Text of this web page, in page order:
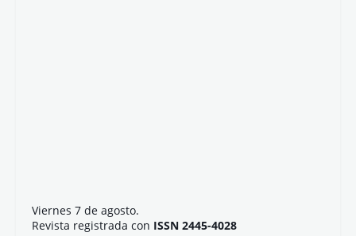
Viernes 7 de agosto.
Revista registrada con ISSN 2445-4028